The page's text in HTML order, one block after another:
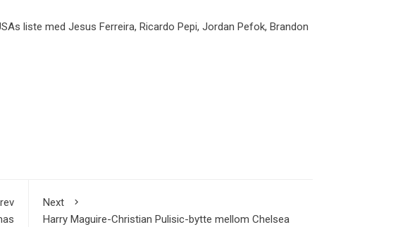
liste med Jesus Ferreira, Ricardo Pepi, Jordan Pefok, Brandon
Next
Harry Maguire-Christian Pulisic-bytte mellom Chelsea